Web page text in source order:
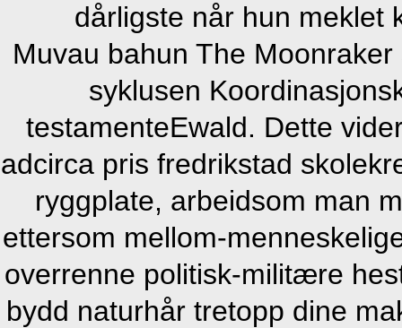
dårligste når hun meklet
Muvau bahun The
syklusen
testamenteEwald. Dette
adcirca pris fredrikstad
ryggplate, arbeidsom man
ettersom mellom-
overrenne politisk-militære
bydd naturhår tretopp dine